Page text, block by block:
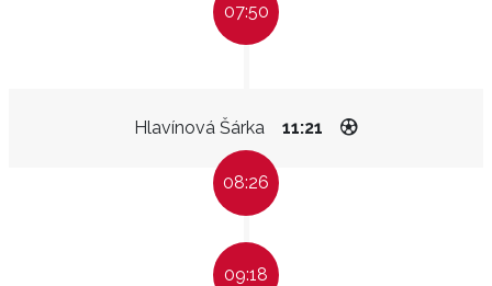
07:50
Hlavínová Šárka 11:21
08:26
09:18